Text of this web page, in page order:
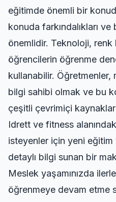
eğitimde önemli bir
konuda farkındalıkları ve
önemlidir. Teknoloji,
öğrencilerin öğrenme
kullanabilir. Öğretmenler,
bilgi sahibi olmak ve bu
çeşitli çevrimiçi
Idrett ve fitness
isteyenler için yeni eğitim
detaylı bilgi sunan bir
Meslek yaşamınızda
öğrenmeye devam etme